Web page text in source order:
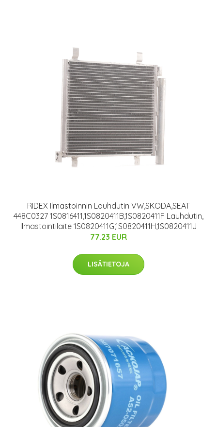
RIDEX Ilmastoinnin Lauhdutin VW,SKODA,SEAT
448C0327 1S0816411,1S0820411B,1S0820411F Lauhdutin,
Ilmastointilaite 1S0820411G,1S0820411H,1S0820411J
77.23 EUR
LISÄTIETOJA